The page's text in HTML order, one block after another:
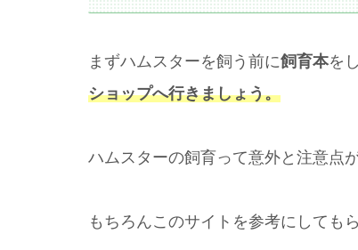
まずハムスターを飼う前に飼育本を
ショップへ行きましょう。
ハムスターの飼育って意外と注意点
もちろんこのサイトを参考にしても